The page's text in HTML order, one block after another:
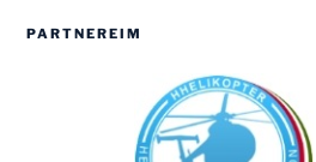
PARTNEREIM